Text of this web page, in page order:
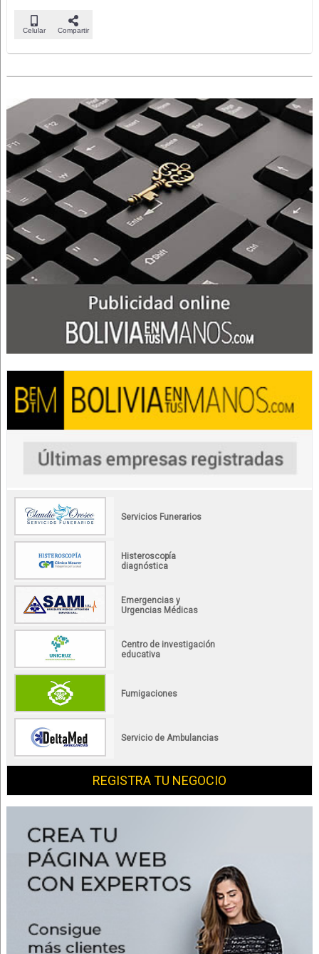
Celular Compartir
Servicios Funerarios
Histeroscopía
diagnóstica
Emergencias y
Urgencias Médicas
Centro de investigación
educativa
Fumigaciones
Servicio de Ambulancias
REGISTRA TU NEGOCIO